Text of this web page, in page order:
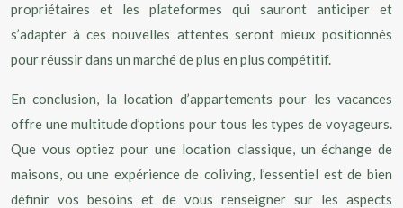
propriétaires et les plateformes qui sauront anticiper et
s’adapter à ces nouvelles attentes seront mieux positionnés
pour réussir dans un marché de plus en plus compétitif.
En conclusion, la location d’appartements pour les vacances
offre une multitude d’options pour tous les types de voyageurs.
Que vous optiez pour une location classique, un échange de
maisons, ou une expérience de coliving, l’essentiel est de bien
définir vos besoins et de vous renseigner sur les aspects